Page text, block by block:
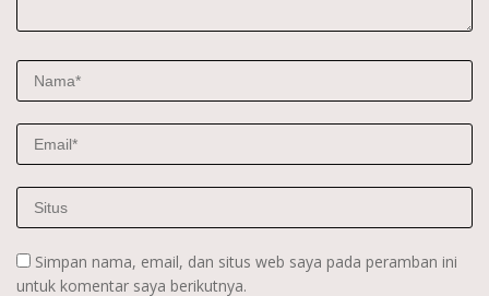
Simpan nama, email, dan situs web saya pada peramban ini
untuk komentar saya berikutnya.